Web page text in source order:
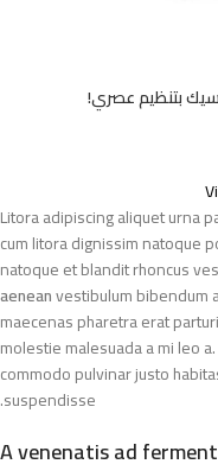
Litora adipiscing aliquet urna
cum litora dignissim natoque
natoque et blandit rhoncus
aeneanvestibulum bibendum
maecenas pharetra erat
molestie malesuada a mi leo
commodo pulvinar justo
suspendisse.
A venenatis ad